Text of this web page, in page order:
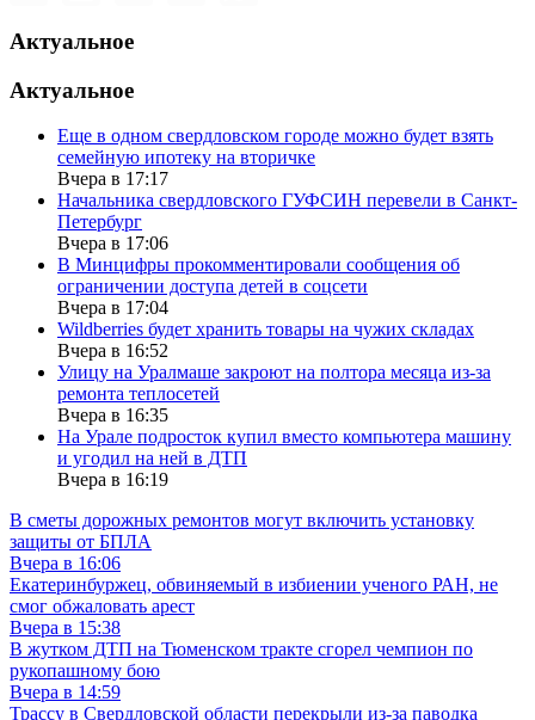
Актуальное
Актуальное
Еще в одном свердловском городе можно будет взять
семейную ипотеку на вторичке
Вчера в 17:17
Начальника свердловского ГУФСИН перевели в Санкт-
Петербург
Вчера в 17:06
В Минцифры прокомментировали сообщения об
ограничении доступа детей в соцсети
Вчера в 17:04
Wildberries будет хранить товары на чужих складах
Вчера в 16:52
Улицу на Уралмаше закроют на полтора месяца из-за
ремонта теплосетей
Вчера в 16:35
На Урале подросток купил вместо компьютера машину
и угодил на ней в ДТП
Вчера в 16:19
В сметы дорожных ремонтов могут включить установку
защиты от БПЛА
Вчера в 16:06
Екатеринбуржец, обвиняемый в избиении ученого РАН, не
смог обжаловать арест
Вчера в 15:38
В жутком ДТП на Тюменском тракте сгорел чемпион по
рукопашному бою
Вчера в 14:59
Трассу в Свердловской области перекрыли из-за паводка